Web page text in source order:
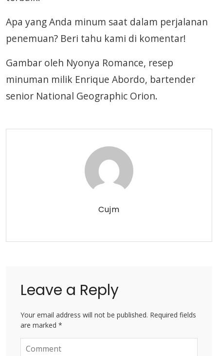
Apa yang Anda minum saat dalam perjalanan
penemuan? Beri tahu kami di komentar!
Gambar oleh Nyonya Romance, resep
minuman milik Enrique Abordo, bartender
senior National Geographic Orion.
Cujm
Leave a Reply
Your email address will not be published. Required fields
are marked *